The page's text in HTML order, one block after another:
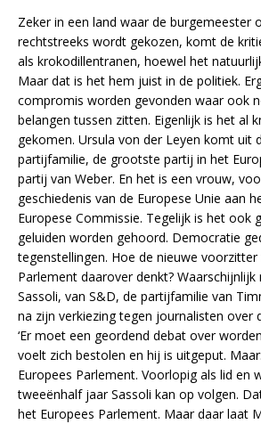
Zeker in een land waar de burgemeester
rechtstreeks wordt gekozen, komt de
als krokodillentranen, hoewel het
Maar dat is het hem juist in de politiek.
compromis worden gevonden waar ook
belangen tussen zitten. Eigenlijk is het al
gekomen. Ursula von der Leyen komt uit
partijfamilie, de grootste partij in het
partij van Weber. En het is een vrouw,
geschiedenis van de Europese Unie aan
Europese Commissie. Tegelijk is het ook
geluiden worden gehoord. Democratie
tegenstellingen. Hoe de nieuwe voorzitter
Parlement daarover denkt?
Sassoli, van S&D, de partijfamilie van
na zijn verkiezing tegen journalisten over
‘Er moet een geordend debat over
voelt zich bestolen en hij is uitgeput.
Europees Parlement. Voorlopig als lid en
tweeënhalf jaar Sassoli kan op volgen.
het Europees Parlement. Maar daar laat